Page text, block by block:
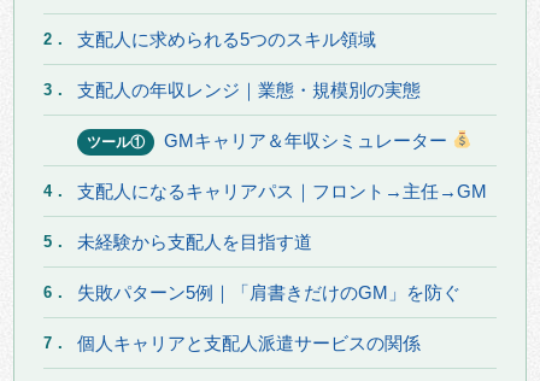
2． 支配人に求められる5つのスキル領域
3． 支配人の年収レンジ｜業態・規模別の実態
ツール① GMキャリア＆年収シミュレーター
4． 支配人になるキャリアパス｜フロント→主任→GM
5． 未経験から支配人を目指す道
6． 失敗パターン5例｜「肩書きだけのGM」を防ぐ
7． 個人キャリアと支配人派遣サービスの関係